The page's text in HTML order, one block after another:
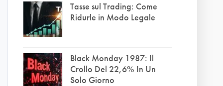
Tasse sul Trading: Come
Ridurle in Modo Legale
Black Monday 1987: Il
Crollo Del 22,6% In Un
Solo Giorno